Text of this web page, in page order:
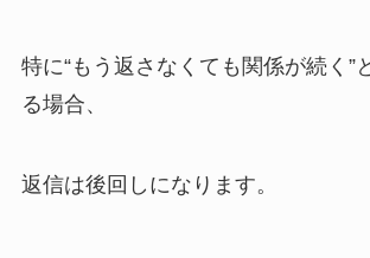
特に“もう返さなくても関係が続く”
る場合、
返信は後回しになります。